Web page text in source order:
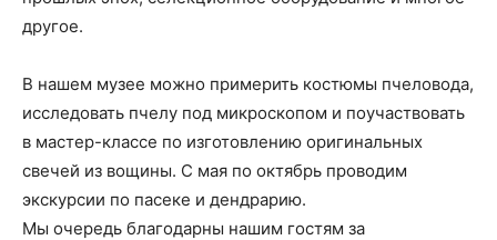
другое.
В нашем музее можно примерить костюмы пчеловода,
исследовать пчелу под микроскопом и поучаствовать
в мастер-классе по изготовлению оригинальных
свечей из вощины. С мая по октябрь проводим
экскурсии по пасеке и дендрарию.
Мы очередь благодарны нашим гостям за